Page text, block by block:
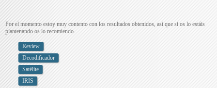
Por el momento estoy muy contento con los resultados obtenidos, así que si os lo estáis
plantenando os lo recomiendo.
Review
Decodificador
Satélite
IRIS